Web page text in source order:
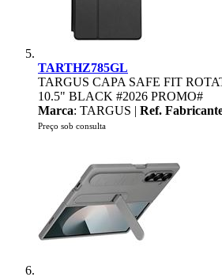
TARTHZ785GL
TARGUS CAPA SAFE FIT
10.5" BLACK #2026 PROMO#
Marca: TARGUS | Ref.
Preço sob consulta